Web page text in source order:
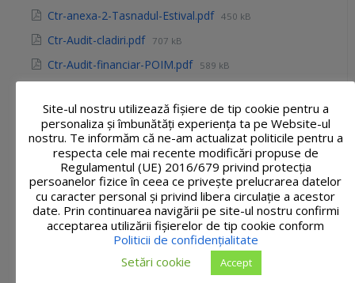
Ctr-anexa-2-Tasnadul-Estival.pdf 450 kB
Ctr-Audit-cladiri.pdf 707 kB
Ctr-Audit-financiar-POIM.pdf 589 kB
Ctr-Reparatii-bazin-lot-I.pdf 1 MB
Ctr-Reparatii-bazin-lot-II.pdf 1 MB
Ctr-Reparatii-strazi.pdf 1 MB
Ctr-Servicii-evaluare.pdf 632 kB
Ctr-SF-Aquaparc.pdf 486 kB
ctr-SF-Gradina-Urbana.pdf 563 kB
Ctr-SF-mobilitate-urbana.pdf 572 kB
Site-ul nostru utilizează fişiere de tip cookie pentru a
personaliza și îmbunătăți experiența ta pe Website-ul
nostru. Te informăm că ne-am actualizat politicile pentru a
respecta cele mai recente modificări propuse de
Regulamentul (UE) 2016/679 privind protecția
persoanelor fizice în ceea ce privește prelucrarea datelor
cu caracter personal și privind libera circulație a acestor
date. Prin continuarea navigării pe site-ul nostru confirmi
acceptarea utilizării fişierelor de tip cookie conform
Politicii de confidențialitate
Setări cookie
Accept